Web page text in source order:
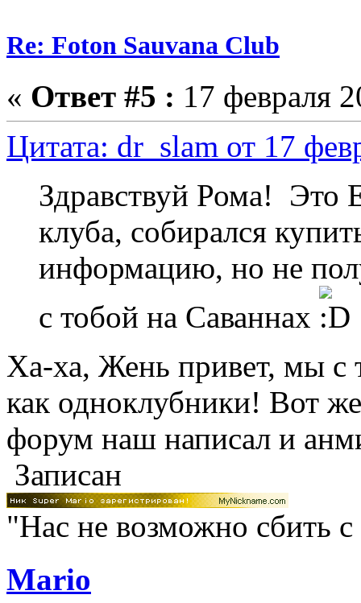
Re: Foton Sauvana Club
« Ответ #5 : 17 февраля
Цитата: dr_slam от 17
Здравствуй Рома! Это
клуба, собирался
информацию, но не
с тобой на Саваннах
Ха-ха, Жень привет, мы с
как одноклубники! Вот
форум наш написал и
Записан
"Нас не возможно сбить
Mario